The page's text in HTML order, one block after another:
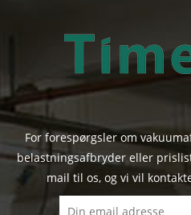
For forespørgsler om
belastningsafbryder eller
mail til os, og vi vil